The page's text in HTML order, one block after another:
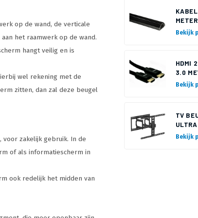
op de wand, de verticale
het raamwerk op de wand.
hangt veilig en is
wel rekening met de
zitten, dan zal deze beugel
voor zakelijk gebruik. In de
of als informatiescherm in
ook redelijk het midden van
Bekijk
HDMI
3.0
Bekijk
TV
Bekijk